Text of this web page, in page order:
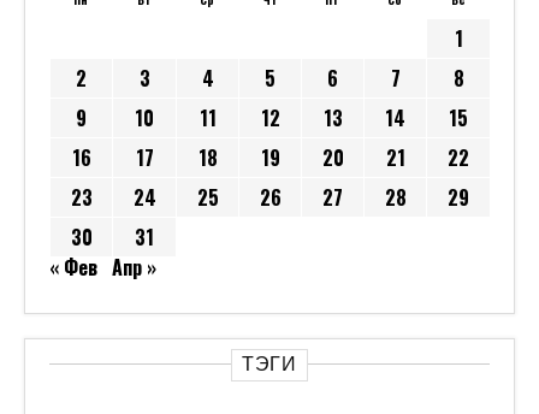
1
2
3 4 5 6 7
8
9
10 11 12 13 14
15
16
17 18 19 20 21
22
23
24 25 26 27 28
29
30
31
« Фев Апр »
ТЭГИ